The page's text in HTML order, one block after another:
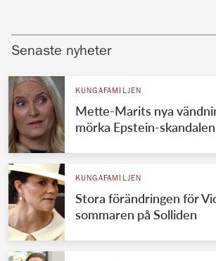
Senaste nyheter
KUNGAFAMILJEN
Mette-Marits nya
mörka Epstein-skandalen
KUNGAFAMILJEN
Stora förändringen för
sommaren på Solliden